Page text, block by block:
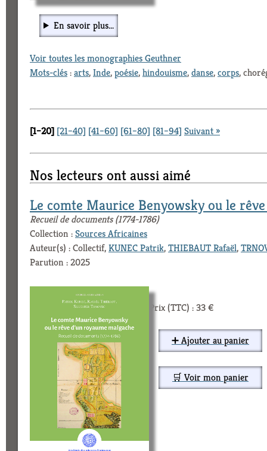
En savoir plus...
Voir toutes les monographies Geuthner
Mots-clés:arts,Inde,poésie,hindouisme,danse,corps,
[1–20] [21–40] [41–60] [61–80] [81–94] Suivant »
Nos lecteurs ont aussi aimé
Le comte Maurice Benyowsky ou le
Recueil de documents (1774-1786)
Collection :Sources Africaines
Auteur(s) : Collectif,KUNEC Patrik,THIEBAUT Rafaël,
Parution : 2025
Prix (TTC) : 33 €
➕ Ajouter au panier
🛒 Voir mon panier